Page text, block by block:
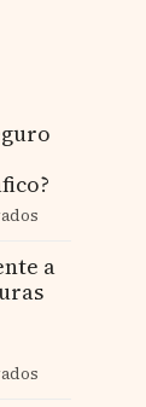
cubre
el
a